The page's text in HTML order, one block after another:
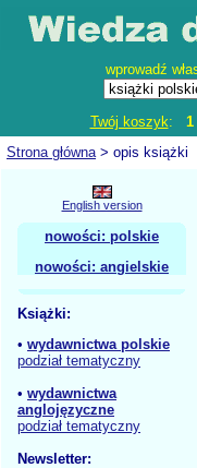
wprowadź
Twój koszyk:
Strona główna> opis książki
English version
nowości: polskie
nowości: angielskie
Książki:
• wydawnictwa polskie
podział tematyczny
• wydawnictwa
anglojęzyczne
podział tematyczny
Newsletter: